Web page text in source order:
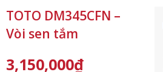
TOTO DM345CFN –
Vòi sen tắm
3,150,000₫